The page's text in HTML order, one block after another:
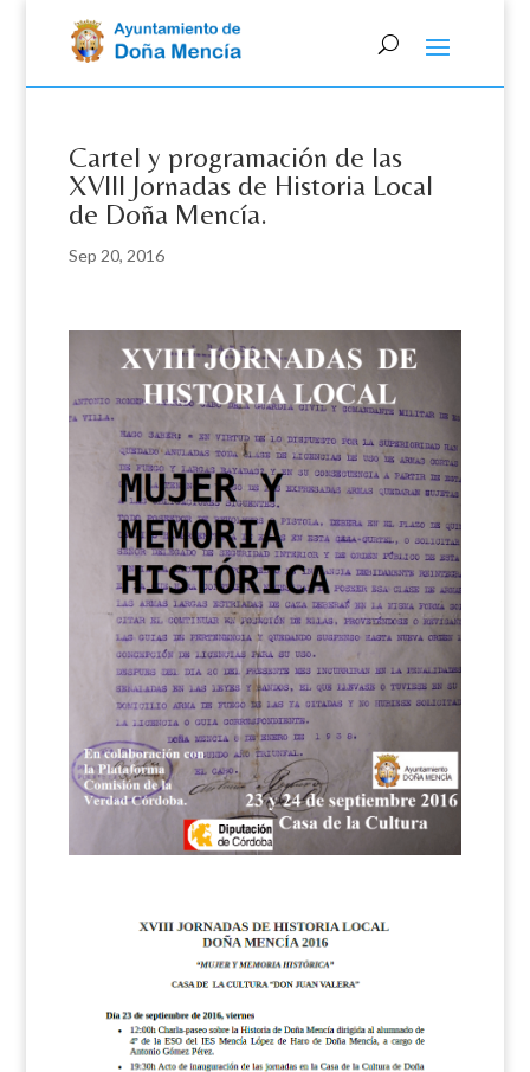
Cartel y programación de las
XVIII Jornadas de Historia Local
de Doña Mencía.
Sep 20, 2016